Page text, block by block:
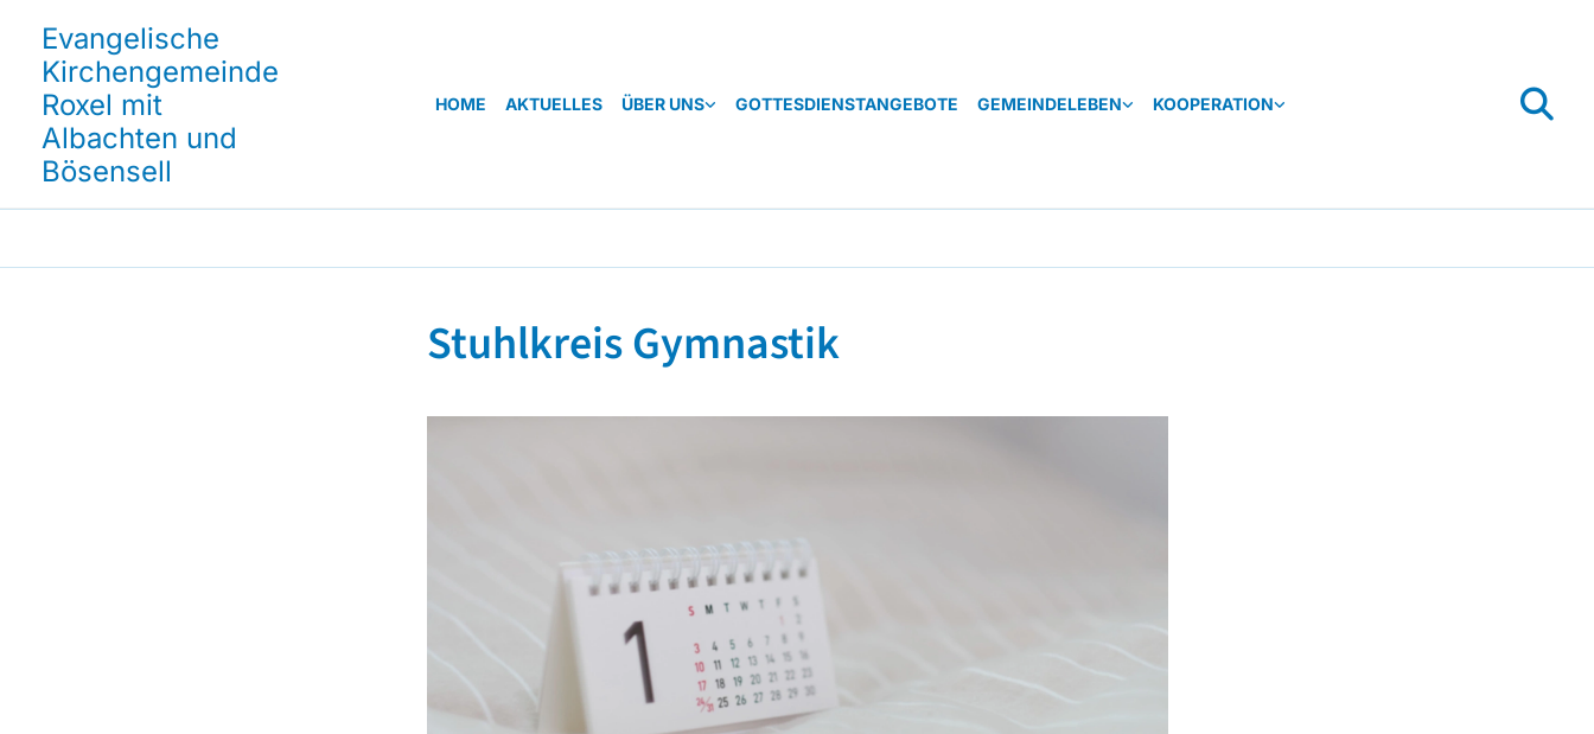
Evangelische
Kirchengemeinde
Roxel mit
Albachten und
Bösensell
HOME AKTUELLES ÜBER UNS GOTTESDIENSTANGEBOTE GEMEINDELEBEN KOOPERATION
Stuhlkreis Gymnastik